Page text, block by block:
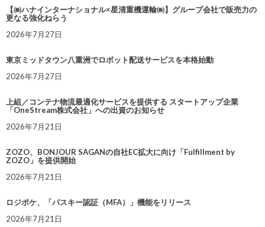
【㈱ハナインターナショナル×星清重機運輸㈱】グループ会社で販売力の
更なる強化ねらう
2026年7月27日
東京ミッドタウン八重洲でロボット配送サービスを本格始動
2026年7月27日
上組／コンテナ物流最適化サービスを提供する スタートアップ企業
「OneStream株式会社」への出資のお知らせ
2026年7月21日
ZOZO、BONJOUR SAGANの自社EC拡大に向け「Fulfillment by
ZOZO」を提供開始
2026年7月21日
ロジポケ、「パスキー認証（MFA）」機能をリリース
2026年7月21日